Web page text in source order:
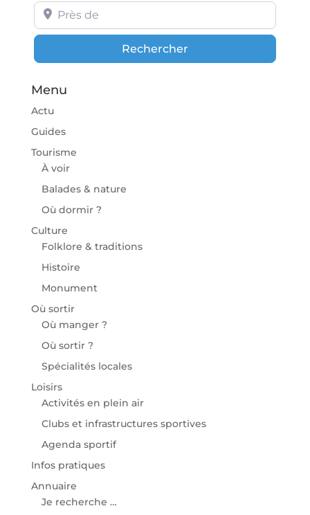
Près de
RechercherRechercher
Menu
Actu
Guides
Tourisme
À voir
Balades & nature
Où dormir ?
Culture
Folklore & traditions
Histoire
Monument
Où sortir
Où manger ?
Où sortir ?
Spécialités locales
Loisirs
Activités en plein air
Clubs et infrastructures sportives
Agenda sportif
Infos pratiques
Annuaire
Je recherche …